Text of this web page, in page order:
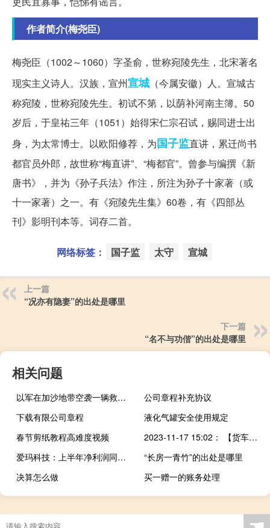
作者简介(梅尧臣)
梅尧臣（1002～1060）字圣俞，世称宛陵先生，北宋著名
现实主义诗人。汉族，宣州宣城 （今属安徽）人。宣城古
称宛陵，世称宛陵先生。初试不第，以荫补河南主簿。50
岁后，于皇祐三年（1051）始得宋仁宗召试，赐同进士出
身，为太常博士。以欧阳修荐，为国子监直讲，累迁尚书
都官员外郎，故世称“梅直讲”、“梅都官”。曾参与编撰《新
唐书》，并为《孙子兵法》作注，所注为孙子十家著（或
十一家著）之一。有《宛陵先生集》60卷，有《四部丛
刊》影明刊本等。词存二首。
网络标签： 国子监 太守 宣城
上一篇
“况亦有隐妻”的出处是哪里
下一篇
“名不与功偕”的出处是哪里
相关问题
以军在加沙地带空袭一辆救护车造成多人死伤
公司章程补充协议
下载有限公司章程
液化气罐安全使用规定
春节剪纸教程高难度视频
2023-11-17 15:02： 【货车高速途中突然冒烟，幸亏有他们，一车货保住了！】
爱玛科技：上半年净利润同比增长29.69%
“长房一青竹”的出处是哪里
决算怎么做
买一赠一的账务处理